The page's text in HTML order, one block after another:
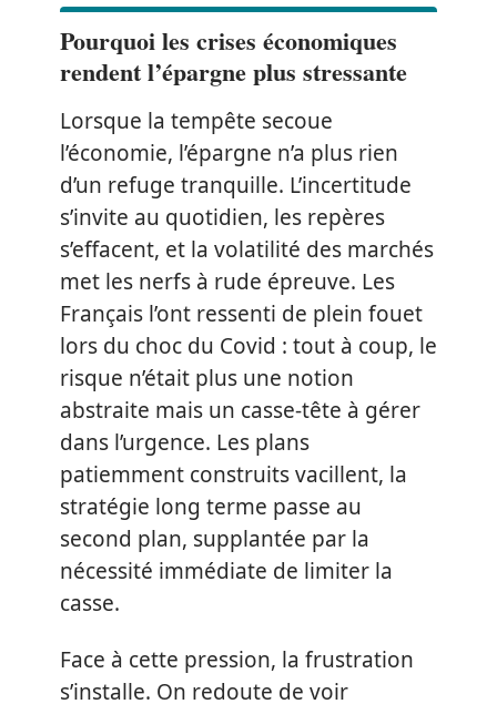
Pourquoi les crises économiques
rendent l’épargne plus stressante
Lorsque la tempête secoue
l’économie, l’épargne n’a plus rien
d’un refuge tranquille. L’incertitude
s’invite au quotidien, les repères
s’effacent, et la volatilité des marchés
met les nerfs à rude épreuve. Les
Français l’ont ressenti de plein fouet
lors du choc du Covid : tout à coup, le
risque n’était plus une notion
abstraite mais un casse-tête à gérer
dans l’urgence. Les plans
patiemment construits vacillent, la
stratégie long terme passe au
second plan, supplantée par la
nécessité immédiate de limiter la
casse.
Face à cette pression, la frustration
s’installe. On redoute de voir